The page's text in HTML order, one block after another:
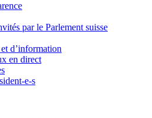
par le Parlement suisse
d’information
en direct
e-s